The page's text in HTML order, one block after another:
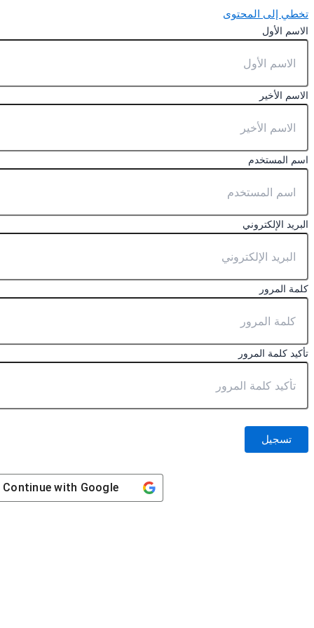
تخطي إلى المحتوى
الاسم الأول
الاسم الأخير
اسم المستخدم
البريد الإلكتروني
كلمة المرور
تأكيد كلمة المرور
تسجيل
Continue withGoogle